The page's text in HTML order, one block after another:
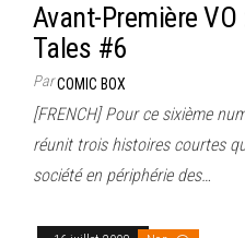
Avant-Première VO
Tales #6
ParCOMIC BOX
[FRENCH] Pour ce sixième
réunit trois histoires courtes
société en périphérie des…